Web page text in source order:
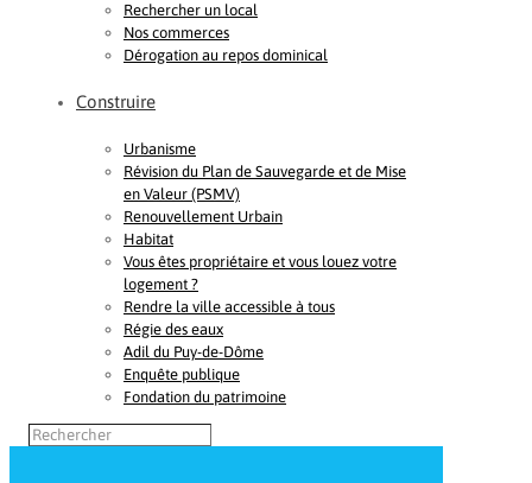
Rechercher un local
Nos commerces
Dérogation au repos dominical
Construire
Urbanisme
Révision du Plan de Sauvegarde et de Mise
en Valeur (PSMV)
Renouvellement Urbain
Habitat
Vous êtes propriétaire et vous louez votre
logement ?
Rendre la ville accessible à tous
Régie des eaux
Adil du Puy-de-Dôme
Enquête publique
Fondation du patrimoine